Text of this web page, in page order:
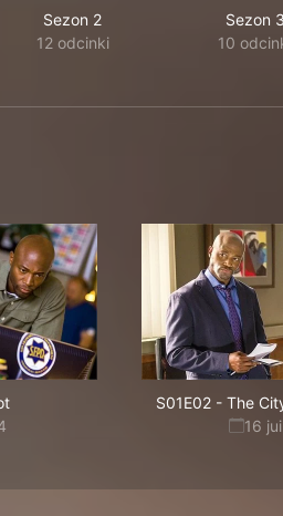
Sezon 2
12 odcinki
Sezon
10
S01E02 - The
16